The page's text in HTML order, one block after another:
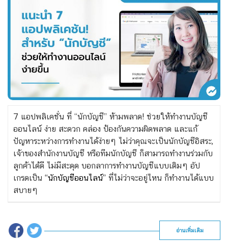
7 แอปพลิเคชั่น ที่ “นักบัญชี” ห้ามพลาด! ช่วยให้ทำงานบัญชี
ออนไลน์ ง่าย สะดวก คล่อง ป้องกันความผิดพลาด และแก้
ปัญหาระหว่างการทำงานได้ง่ายๆ ไม่ว่าคุณจะเป็นนักบัญชีอิสระ,
เจ้าของสำนักงานบัญชี หรือทีมนักบัญชี ก็สามารถทำงานร่วมกับ
ลูกค้าได้ดี ไม่มีสะดุด บอกลาการทำงานบัญชีแบบเดิมๆ อัป
เกรดเป็น “นักบัญชีออนไลน์” ที่ไม่ว่าจะอยู่ไหน ก็ทำงานได้แบบ
สบายๆ
อ่านเพิ่มเติม